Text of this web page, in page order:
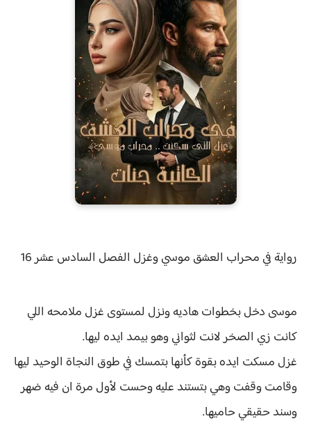
رواية في محراب العشق موسي وغزل الفصل السادس عشر 16
موسى دخل بخطوات هاديه ونزل لمستوى غزل ملامحه اللي
كانت زي الصخر لانت لثواني وهو بيمد ايده ليها.
غزل مسكت ايده بقوة كأنها بتمسك في طوق النجاة الوحيد ليها
وقامت وقفت وهي بتستند عليه وحست لأول مرة ان فيه ضهر
وسند حقيقي حاميها.